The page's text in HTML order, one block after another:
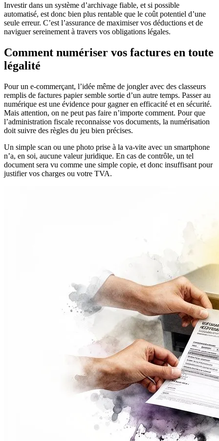
Investir dans un système d’archivage fiable, et si possible
automatisé, est donc bien plus rentable que le coût potentiel d’une
seule erreur. C’est l’assurance de maximiser vos déductions et de
naviguer sereinement à travers vos obligations légales.
Comment numériser vos factures en toute
légalité
Pour un e-commerçant, l’idée même de jongler avec des classeurs
remplis de factures papier semble sortie d’un autre temps. Passer au
numérique est une évidence pour gagner en efficacité et en sécurité.
Mais attention, on ne peut pas faire n’importe comment. Pour que
l’administration fiscale reconnaisse vos documents, la numérisation
doit suivre des règles du jeu bien précises.
Un simple scan ou une photo prise à la va-vite avec un smartphone
n’a, en soi, aucune valeur juridique. En cas de contrôle, un tel
document sera vu comme une simple copie, et donc insuffisant pour
justifier vos charges ou votre TVA.